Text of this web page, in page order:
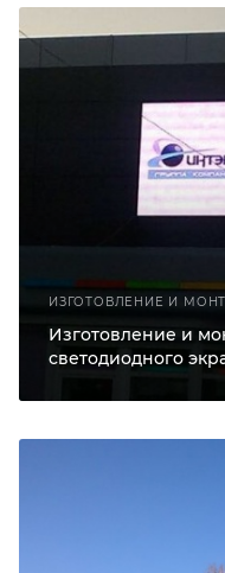
Изготовление и
светодиодного